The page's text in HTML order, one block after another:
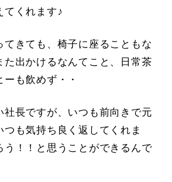
てくれます♪
きても、椅子に座ることもな
た出かけるなんてこと、日常茶
も飲めず・・
長ですが、いつも前向きで元
も気持ち良く返してくれま
う！！と思うことができるんで